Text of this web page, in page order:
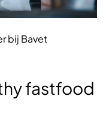
bij Bavet
fastfood